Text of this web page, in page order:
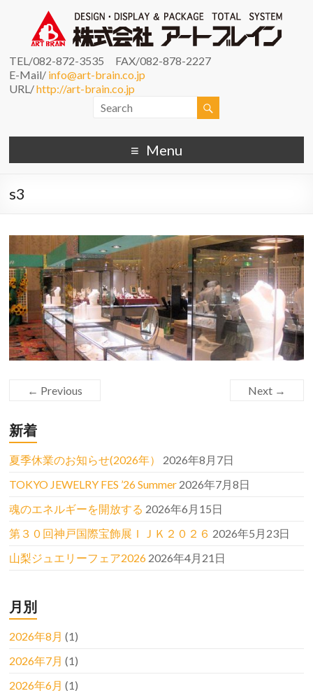
TEL/082-872-3535 FAX/082-878-2227
E-Mail/ info@art-brain.co.jp
URL/http://art-brain.co.jp
Menu
s3
← Previous Next →
新着
夏季休業のお知らせ(2026年）
2026年8月7日
TOKYO JEWELRY FES ’26 Summer 2026年7月8日
魂のエネルギーを開放する 2026年6月15日
第３０回神戸国際宝飾展ＩＪＫ２０２６ 2026年5月23日
山梨ジュエリーフェア2026 2026年4月21日
月別
2026年8月 (1)
2026年7月 (1)
2026年6月 (1)